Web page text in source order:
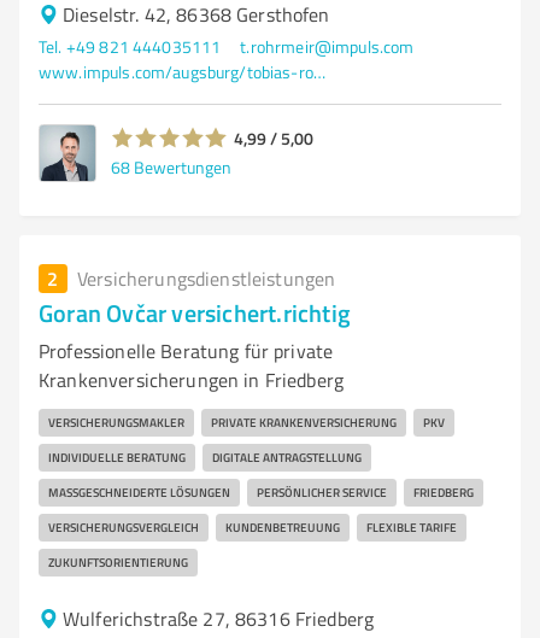
Dieselstr. 42, 86368 Gersthofen
Tel. +49 821 444035111
t.rohrmeir@impuls.com
www.impuls.com/augsburg/tobias-rohrmeir
4,99 / 5,00
68 Bewertungen
2 Versicherungsdienstleistungen
Goran Ovčar versichert.richtig
Professionelle Beratung für private
Krankenversicherungen in Friedberg
VERSICHERUNGSMAKLER PRIVATE KRANKENVERSICHERUNG PKV
INDIVIDUELLE BERATUNG DIGITALE ANTRAGSTELLUNG
MASSGESCHNEIDERTE LÖSUNGEN PERSÖNLICHER SERVICE FRIEDBERG
VERSICHERUNGSVERGLEICH KUNDENBETREUUNG FLEXIBLE TARIFE
ZUKUNFTSORIENTIERUNG
Wulferichstraße 27, 86316 Friedberg